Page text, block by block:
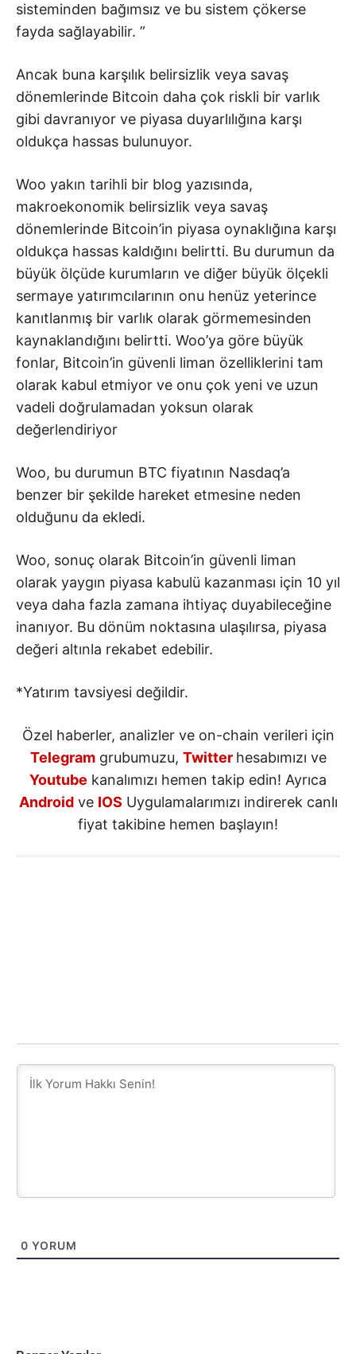
sisteminden bağımsız ve bu sistem çökerse
fayda sağlayabilir. ”
Ancak buna karşılık belirsizlik veya savaş
dönemlerinde Bitcoin daha çok riskli bir varlık
gibi davranıyor ve piyasa duyarlılığına karşı
oldukça hassas bulunuyor.
Woo yakın tarihli bir blog yazısında,
makroekonomik belirsizlik veya savaş
dönemlerinde Bitcoin’in piyasa oynaklığına karşı
oldukça hassas kaldığını belirtti. Bu durumun da
büyük ölçüde kurumların ve diğer büyük ölçekli
sermaye yatırımcılarının onu henüz yeterince
kanıtlanmış bir varlık olarak görmemesinden
kaynaklandığını belirtti. Woo’ya göre büyük
fonlar, Bitcoin’in güvenli liman özelliklerini tam
olarak kabul etmiyor ve onu çok yeni ve uzun
vadeli doğrulamadan yoksun olarak
değerlendiriyor
Woo, bu durumun BTC fiyatının Nasdaq’a
benzer bir şekilde hareket etmesine neden
olduğunu da ekledi.
Woo, sonuç olarak Bitcoin’in güvenli liman
olarak yaygın piyasa kabulü kazanması için 10 yıl
veya daha fazla zamana ihtiyaç duyabileceğine
inanıyor. Bu dönüm noktasına ulaşılırsa, piyasa
değeri altınla rekabet edebilir.
*Yatırım tavsiyesi değildir.
Özel haberler, analizler ve on-chain verileri için
Telegramgrubumuzu, Twitter hesabımızı ve
Youtube kanalımızı hemen takip edin! Ayrıca
Androidve IOS Uygulamalarımızı indirerek canlı
fiyat takibine hemen başlayın!
0 YORUM